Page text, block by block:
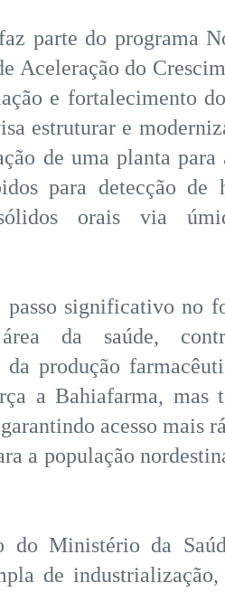
parte do programa
Aceleração do
e fortalecimento
estruturar e
de uma planta para
para detecção
orais via
significativo no
da saúde,
da produção
a Bahiafarma, mas
acesso mais
a população
do Ministério da
de